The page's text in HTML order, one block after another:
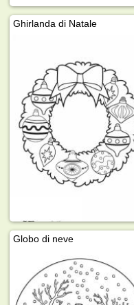
Ghirlanda di Natale
Globo di neve